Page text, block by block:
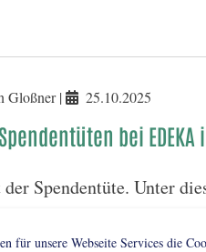
Gloßner | 25.10.2025
bei EDEKA
Spendentüte. Unter
In den letzten
für unsere Webseite Services die